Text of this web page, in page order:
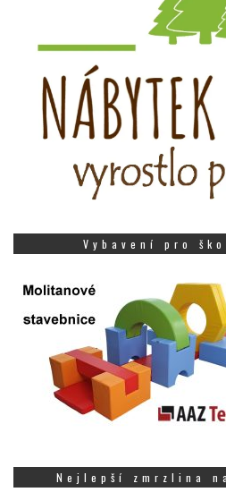
Vybavení pro
Nejlepší zmrzlina